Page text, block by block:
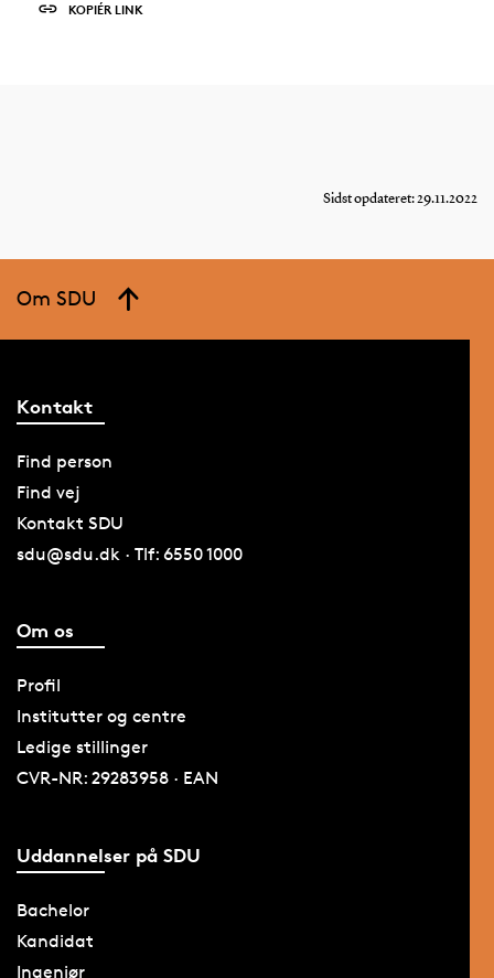
KOPIÉR LINK
Sidst opdateret: 29.11.2022
Om SDU
Kontakt
Find person
Find vej
Kontakt SDU
sdu@sdu.dk · Tlf: 6550 1000
Om os
Profil
Institutter og centre
Ledige stillinger
CVR-NR: 29283958 · EAN
Uddannelser på SDU
Bachelor
Kandidat
Ingeniør